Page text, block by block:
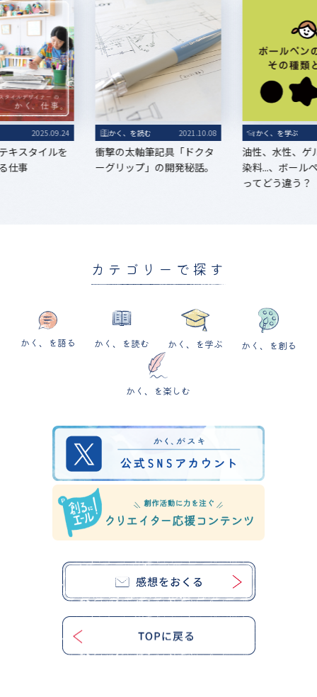
2025.09.24
キスタイルを
仕事
かく、を読む 2021.10.08
衝撃の太軸筆記具「ドクタ
ーグリップ」の開発秘話。
かく、を学ぶ
油性、水性、ゲ
染料...、ボール
ってどう違う？
カテゴリーで探す
かく、を語る かく、を読む かく、を学ぶ かく、を創る
かく、を楽しむ